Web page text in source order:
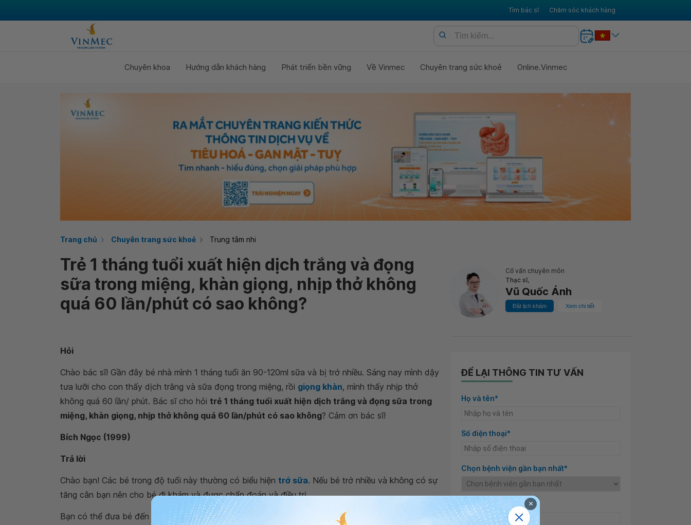
Tìm bác sĩ Chăm sóc khách hàng
Chuyên khoa Hướng dẫn khách hàng Phát triển bền vững Về Vinmec Chuyên trang sức khoẻ Online.Vinmec
Trang chủ Chuyên trang sức khoẻ Trung tâm nhi
Trẻ 1 tháng tuổi xuất hiện dịch trắng và đọng
sữa trong miệng, khàn giọng, nhịp thở không
quá 60 lần/phút có sao không?
Cố vấn chuyên môn
Thạc sĩ,
Vũ Quốc Ánh
Đặt lịch khám Xem chi tiết
Hỏi
Chào bác sĩ! Gần đây bé nhà mình 1 tháng tuổi ăn 90-120ml sữa và bị trớ nhiều. Sáng nay mình dậy
tưa lưỡi cho con thấy dịch trắng và sữa đọng trong miệng, rồi giọng khàn, mình thấy nhịp thở
không quá 60 lần/ phút. Bác sĩ cho hỏi trẻ 1 tháng tuổi xuất hiện dịch trắng và đọng sữa trong
miệng, khàn giọng, nhịp thở không quá 60 lần/phút có sao không? Cảm ơn bác sĩ!
Bích Ngọc (1999)
Trả lời
Chào bạn! Các bé trong độ tuổi này thường có biểu hiện trớ sữa. Nếu bé trớ nhiều và không có sự
tăng cân bạn nên cho bé đi khám và được chẩn đoán và điều trị.
Bạn có thể đưa bé đến tại các phòng khám, bệnh viện thuộc Hệ thống Y tế Vinmec
ĐỂ LẠI THÔNG TIN TƯ VẤN
Họ và tên*
Số điện thoại*
Chọn bệnh viện gần bạn nhất*
Nội dung cần tư vấn×